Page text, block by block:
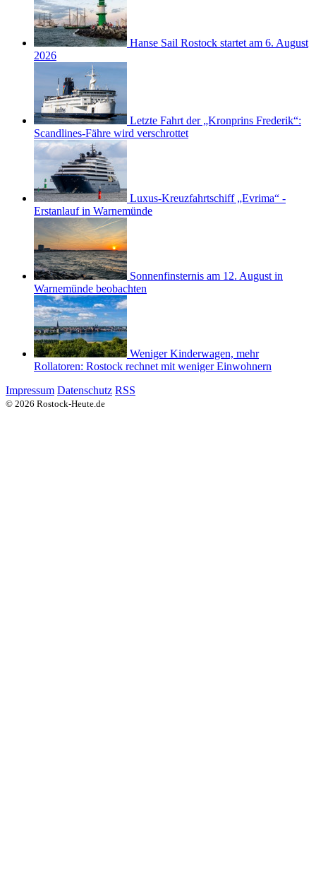
Hanse Sail Rostock startet am 6. August
2026
Letzte Fahrt der „Kronprins Frederik“:
Scandlines-Fähre wird verschrottet
Luxus-Kreuzfahrtschiff „Evrima“ -
Erstanlauf in Warnemünde
Sonnenfinsternis am 12. August in
Warnemünde beobachten
Weniger Kinderwagen, mehr
Rollatoren: Rostock rechnet mit weniger Einwohnern
Impressum Datenschutz RSS
© 2026 Rostock-Heute.de